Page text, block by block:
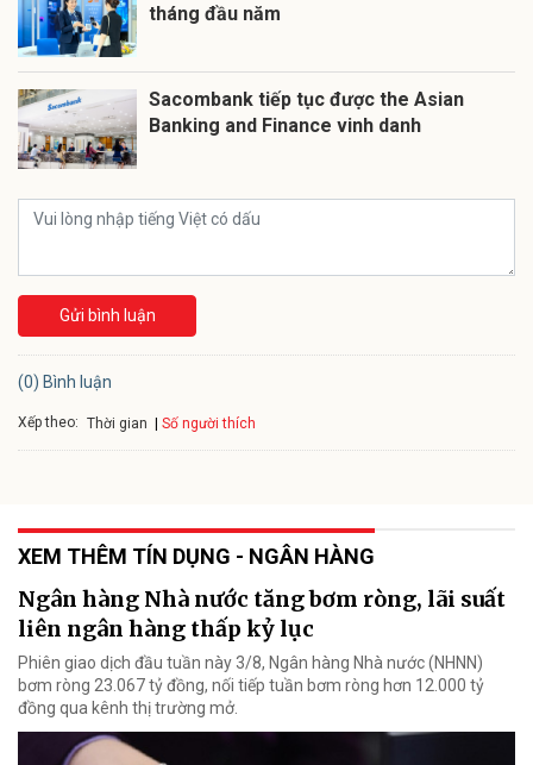
tháng đầu năm
Sacombank tiếp tục được the Asian
Banking and Finance vinh danh
Gửi bình luận
(0) Bình luận
Xếp theo: Thời gian Số người thích
XEM THÊM TÍN DỤNG - NGÂN HÀNG
Ngân hàng Nhà nước tăng bơm ròng, lãi suất
liên ngân hàng thấp kỷ lục
Phiên giao dịch đầu tuần này 3/8, Ngân hàng Nhà nước (NHNN)
bơm ròng 23.067 tỷ đồng, nối tiếp tuần bơm ròng hơn 12.000 tỷ
đồng qua kênh thị trường mở.